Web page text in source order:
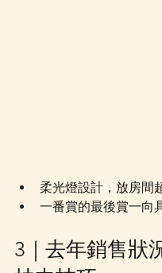
柔光燈設計，放房間
一番賞的最後賞一向
3｜去年銷售狀